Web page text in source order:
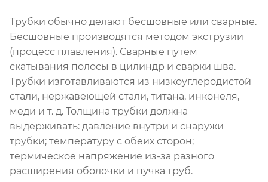
Трубки обычно делают бесшовные или сварные.
Бесшовные производятся методом экструзии
(процесс плавления). Сварные путем
скатывания полосы в цилиндр и сварки шва.
Трубки изготавливаются из низкоуглеродистой
стали, нержавеющей стали, титана, инконеля,
меди и т. д. Толщина трубки должна
выдерживать: давление внутри и снаружи
трубки; температуру с обеих сторон;
термическое напряжение из-за разного
расширения оболочки и пучка труб.